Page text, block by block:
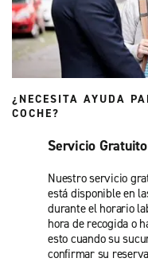
¿NECESITA AYUDA
COCHE?
Servicio
Nuestro servicio
está disponible en
durante el horario
hora de recogida o
esto cuando su
confirmar su